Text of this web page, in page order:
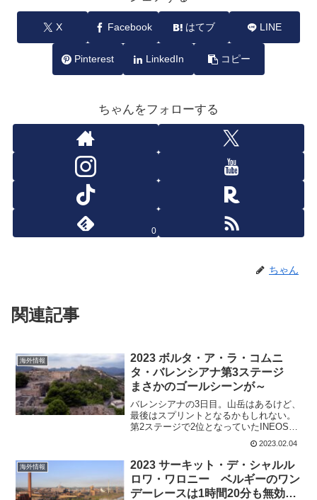
X Facebook はてブ LINE
Pinterest LinkedIn コピー
ちゃんをフォローする
0
ちゃん
関連記事
海外情報
2023 ボルタ・ア・ラ・コムニ
タ・バレンシアナ第3ステージ
まさかのゴールシーンが～
バレンシアナの3日目。山岳はあるけど、
最後はスプリントとなるかもしれない。
第2ステージで2位となっていたINEOS
Grenadiersのテイオ・ゲイガンハートだ
が、ペッリョ・ビルバオの進路妨害を取
られて9位に降格している。第3ステー
ジ ...
2023.02.04
海外情報
2023 サーキット・デ・シャルル
ロワ・ワロニー ベルギーのワン
デーレースは1時間20分も無効化